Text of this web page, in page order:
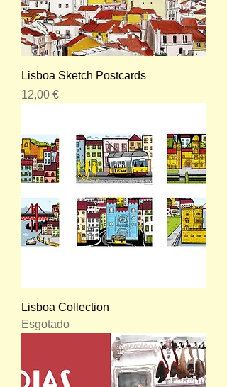
Lisboa Sketch Postcards
Preço
12,00 €
Lisboa Collection
Esgotado